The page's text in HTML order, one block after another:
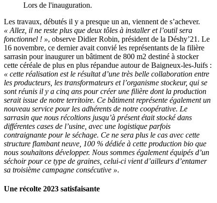
Lors de l'inauguration.
Les travaux, débutés il y a presque un an, viennent de s’achever.
« Allez, il ne reste plus que deux tôles à installer et l’outil sera
fonctionnel ! », observe Didier Robin, président de la Déshy’21. Le
16 novembre, ce dernier avait convié les représentants de la filière
sarrasin pour inaugurer un bâtiment de 800 m2 destiné à stocker
cette céréale de plus en plus répandue autour de Baigneux-les-Juifs :
« cette réalisation est le résultat d’une très belle collaboration entre
les producteurs, les transformateurs et l’organisme stockeur, qui se
sont réunis il y a cinq ans pour créer une filière dont la production
serait issue de notre territoire. Ce bâtiment représente également un
nouveau service pour les adhérents de notre coopérative. Le
sarrasin que nous récoltions jusqu’à présent était stocké dans
différentes cases de l’usine, avec une logistique parfois
contraignante pour le séchage. Ce ne sera plus le cas avec cette
structure flambant neuve, 100 % dédiée à cette production bio que
nous souhaitons développer. Nous sommes également équipés d’un
séchoir pour ce type de graines, celui-ci vient d’ailleurs d’entamer
sa troisième campagne consécutive ».
Une récolte 2023 satisfaisante